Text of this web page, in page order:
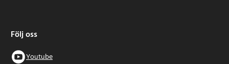
Följ oss
Youtube